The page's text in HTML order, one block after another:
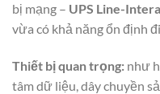
bị mạng – UPS Line-
vừa có khả năng ổn định
Thiết bị quan trọng: như
tâm dữ liệu, dây chuyền